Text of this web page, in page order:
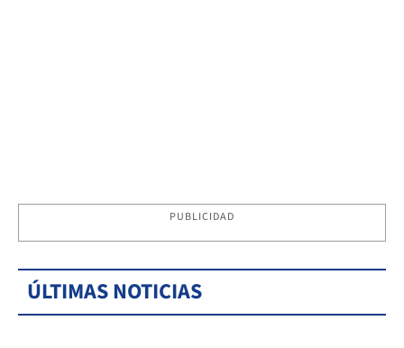
PUBLICIDAD
ÚLTIMAS NOTICIAS